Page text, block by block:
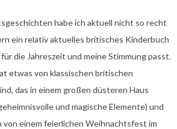
habe ich aktuell nicht so recht
ein relativ aktuelles britisches Kinderbuch
die Jahreszeit und meine Stimmung passt.
etwas von klassischen britischen
das in einem großen düsteren Haus
und magische Elemente) und
einem feierlichen Weihnachtsfest im